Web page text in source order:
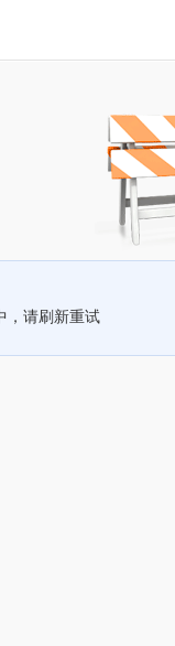
，请刷新重试